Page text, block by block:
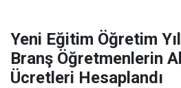
Yeni Eğitim Öğretim
Branş Öğretmenlerin
Ücretleri Hesaplandı